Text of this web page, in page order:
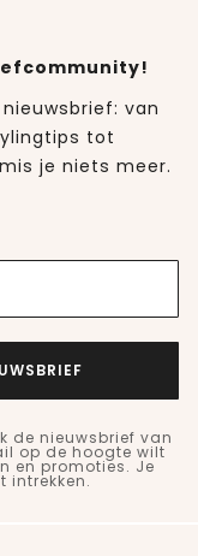
van
tot
je niets meer.
de nieuwsbrief van
op de hoogte wilt
en promoties. Je
intrekken.